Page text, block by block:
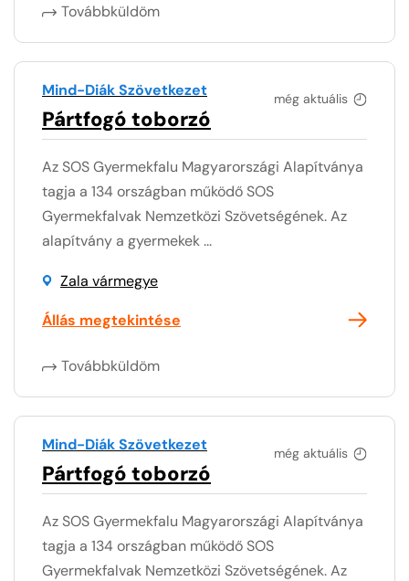
Továbbküldöm
még aktuális
Mind-Diák Szövetkezet
Pártfogó toborzó
Az SOS Gyermekfalu Magyarországi Alapítványa
tagja a 134 országban működő SOS
Gyermekfalvak Nemzetközi Szövetségének. Az
alapítvány a gyermekek ...
Zala vármegye
Állás megtekintése
Továbbküldöm
még aktuális
Mind-Diák Szövetkezet
Pártfogó toborzó
Az SOS Gyermekfalu Magyarországi Alapítványa
tagja a 134 országban működő SOS
Gyermekfalvak Nemzetközi Szövetségének. Az